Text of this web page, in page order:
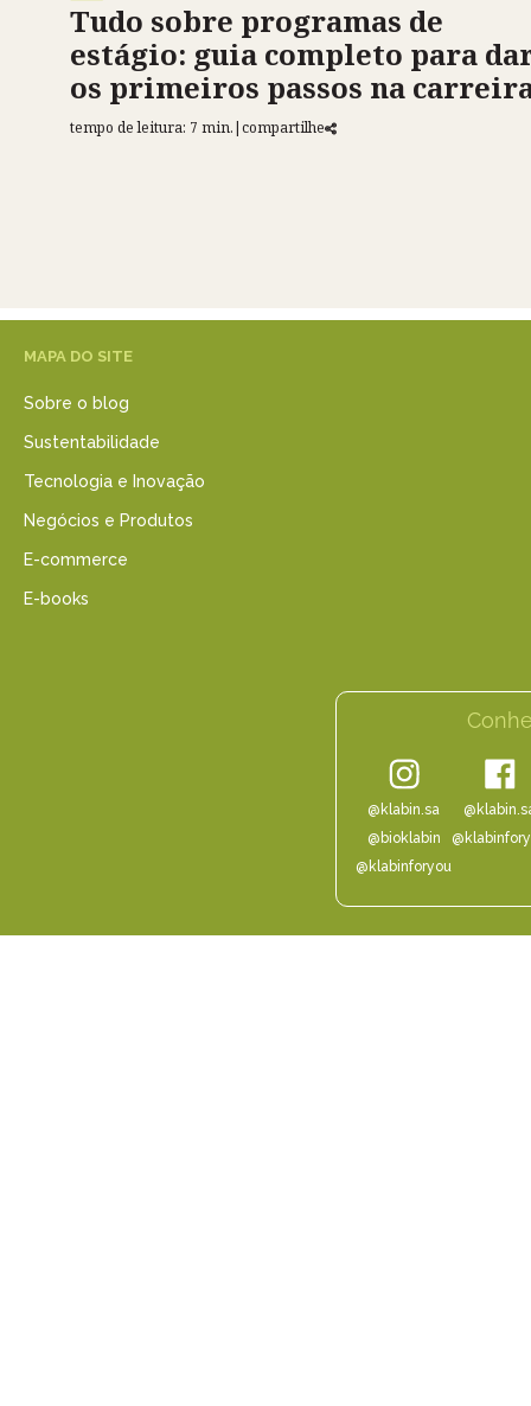
Tudo sobre programas de
estágio: guia completo para
os primeiros passos na
tempo de leitura: 7 min.|compartilhe
MAPA DO SITE
Sobre o blog
Sustentabilidade
Tecnologia e Inovação
Negócios e Produtos
E-commerce
E-books
@klabin.sa
@bioklabin
@klabinforyou